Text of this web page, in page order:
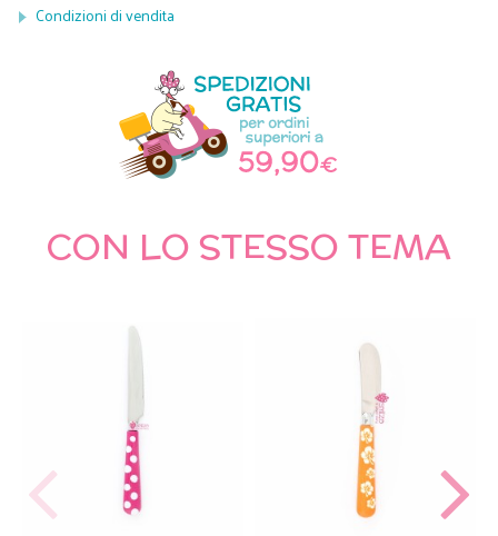
Condizioni di vendita
CON LO STESSO TEMA